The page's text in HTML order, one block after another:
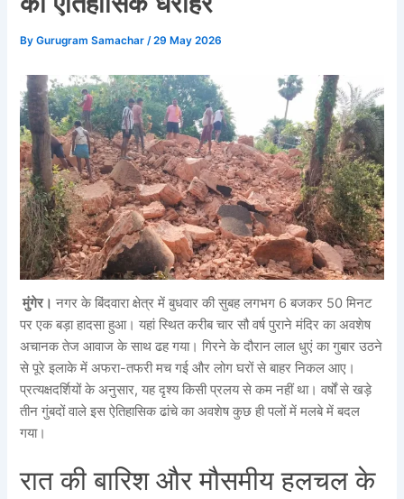
ByGurugram Samachar /29 May 2026
मुंगेर। नगर के बिंदवारा क्षेत्र में बुधवार की सुबह लगभग 6 बजकर 50 मिनट
पर एक बड़ा हादसा हुआ। यहां स्थित करीब चार सौ वर्ष पुराने मंदिर का अवशेष
अचानक तेज आवाज के साथ ढह गया। गिरने के दौरान लाल धुएं का गुबार उठने
से पूरे इलाके में अफरा-तफरी मच गई और लोग घरों से बाहर निकल आए।
प्रत्यक्षदर्शियों के अनुसार, यह दृश्य किसी प्रलय से कम नहीं था। वर्षों से खड़े
तीन गुंबदों वाले इस ऐतिहासिक ढांचे का अवशेष कुछ ही पलों में मलबे में बदल
गया।
रात की बारिश और मौसमीय हलचल के